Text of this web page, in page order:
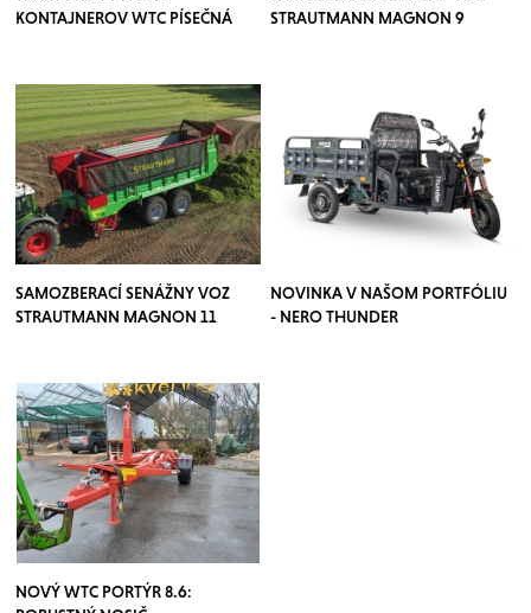
KONTAJNEROV WTC PÍSEČNÁ
STRAUTMANN MAGNON 9
SAMOZBERACÍ SENÁŽNY VOZ
STRAUTMANN MAGNON 11
NOVINKA V NAŠOM PORTFÓLIU
- NERO THUNDER
NOVÝ WTC PORTÝR 8.6: